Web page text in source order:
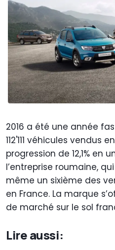
2016 a été une année
112'111 véhicules vendus
progression de 12,1% en
l’entreprise roumaine,
même un sixième des
en France. La marque
de marché sur le sol
Lire aussi: